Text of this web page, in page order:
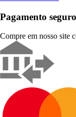
Pagamento seguro
Compre em nosso site